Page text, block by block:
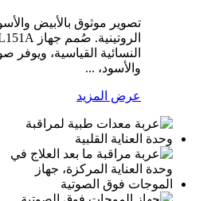
تصوير موثوق بالأبيض
النسائية القياسية،
والأسود، ...
عرض المزيد